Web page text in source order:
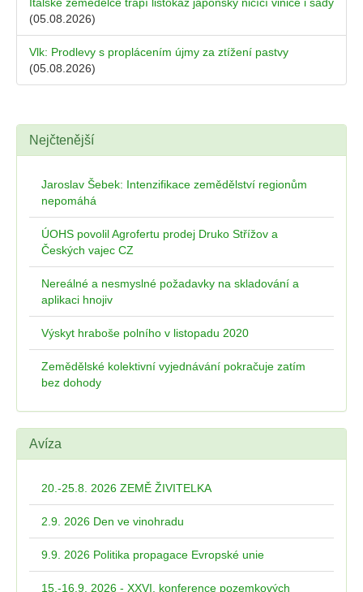
Italské zemědělce trápí listokaz japonský ničící vinice i sady
(05.08.2026)
Vlk: Prodlevy s proplácením újmy za ztížení pastvy
(05.08.2026)
Nejčtenější
Jaroslav Šebek: Intenzifikace zemědělství regionům
nepomáhá
ÚOHS povolil Agrofertu prodej Druko Střížov a
Českých vajec CZ
Nereálné a nesmyslné požadavky na skladování a
aplikaci hnojiv
Výskyt hraboše polního v listopadu 2020
Zemědělské kolektivní vyjednávání pokračuje zatím
bez dohody
Avíza
20.-25.8. 2026 ZEMĚ ŽIVITELKA
2.9. 2026 Den ve vinohradu
9.9. 2026 Politika propagace Evropské unie
15.-16.9. 2026 - XXVI. konference pozemkových